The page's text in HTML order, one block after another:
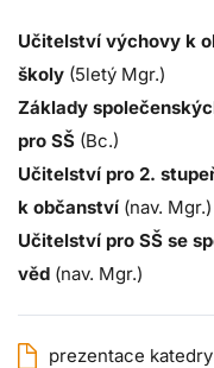
Učitelství výchovy k
školy (5letý Mgr.)
Základy
pro SŠ (Bc.)
Učitelství pro 2.
k občanství (nav. Mgr.)
Učitelství pro SŠ se
věd (nav. Mgr.)
prezentace